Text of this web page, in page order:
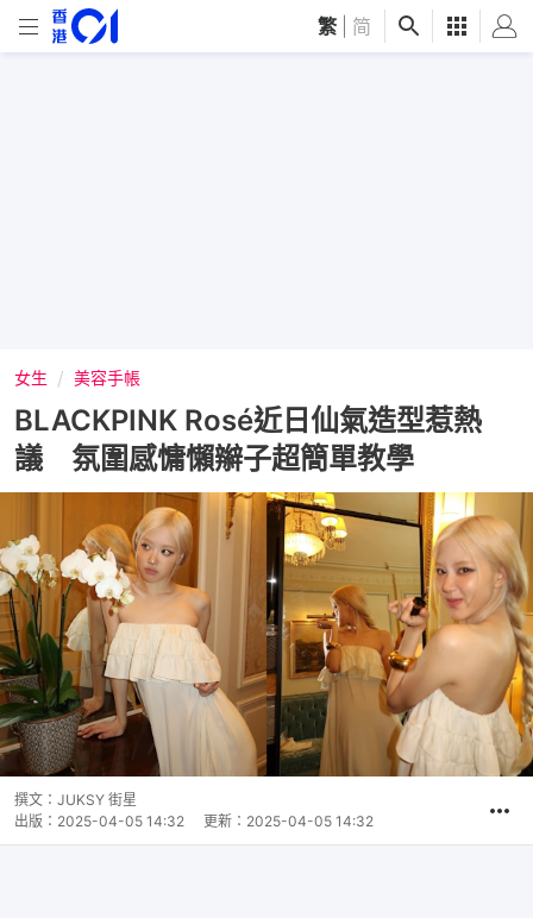
繁 简
女生 美容手帳
BLACKPINK Rosé近日仙氣造型惹熱
議 氛圍感慵懶辮子超簡單教學
撰文： JUKSY 街星
出版： 2025-04-05 14:32 更新： 2025-04-05 14:32